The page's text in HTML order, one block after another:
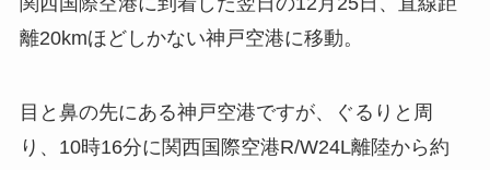
離20kmほどしかない神戸空港に移動。
目と鼻の先にある神戸空港ですが、ぐるりと周
り、10時16分に関西国際空港R/W24L離陸から約